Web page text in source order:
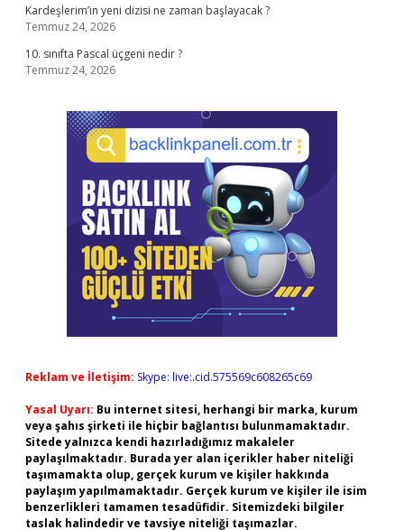
Kardeşlerim’in yeni dizisi ne zaman başlayacak ?
Temmuz 24, 2026
10. sınıfta Pascal üçgeni nedir ?
Temmuz 24, 2026
Reklam ve İletişim: Skype: live:.cid.575569c608265c69
Yasal Uyarı: Bu internet sitesi, herhangi bir marka, kurum
veya şahıs şirketi ile hiçbir bağlantısı bulunmamaktadır.
Sitede yalnızca kendi hazırladığımız makaleler
paylaşılmaktadır. Burada yer alan içerikler haber niteliği
taşımamakta olup, gerçek kurum ve kişiler hakkında
paylaşım yapılmamaktadır. Gerçek kurum ve kişiler ile isim
benzerlikleri tamamen tesadüfidir. Sitemizdeki bilgiler
taslak halindedir ve tavsiye niteliği taşımazlar.